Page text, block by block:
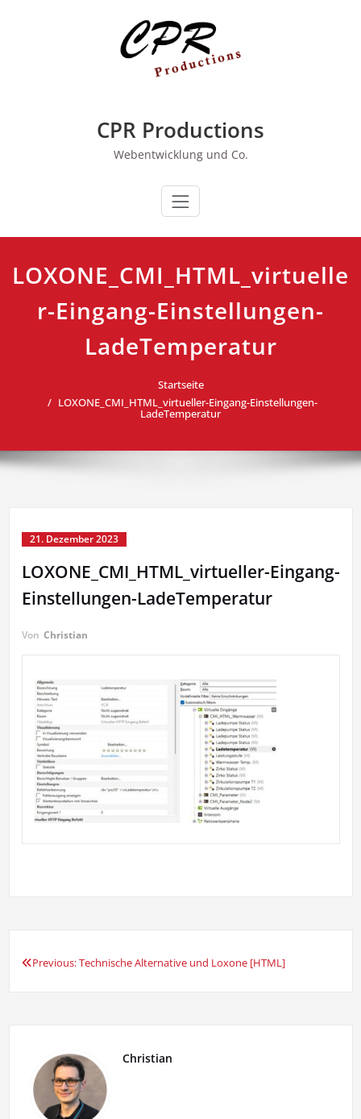
CPR Productions
Webentwicklung und Co.
LOXONE_CMI_HTML_virtuelle
r-Eingang-Einstellungen-
LadeTemperatur
Startseite
LOXONE_CMI_HTML_virtueller-Eingang-Einstellungen-
LadeTemperatur
21. Dezember 2023
LOXONE_CMI_HTML_virtueller-Eingang-
Einstellungen-LadeTemperatur
Von Christian
Beitrags-
Previous:Technische Alternative und Loxone [HTML]
Christian